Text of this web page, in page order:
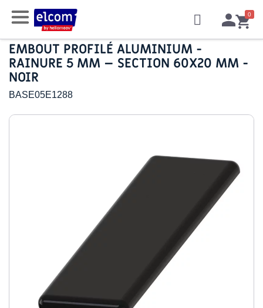
EMBOUT PROFILÉ ALUMINIUM -
RAINURE 5 MM – SECTION 60X20 MM -
NOIR
BASE05E1288